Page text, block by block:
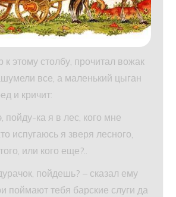
этому столбу, прочитал вожак
все, а маленький цыган
и кричит:
пойду-ка я в лес, кого мне
испугаюсь я зверя лесного,
или кого еще?..
пойдешь? – сказал ему
поймают тебя барские слуги да